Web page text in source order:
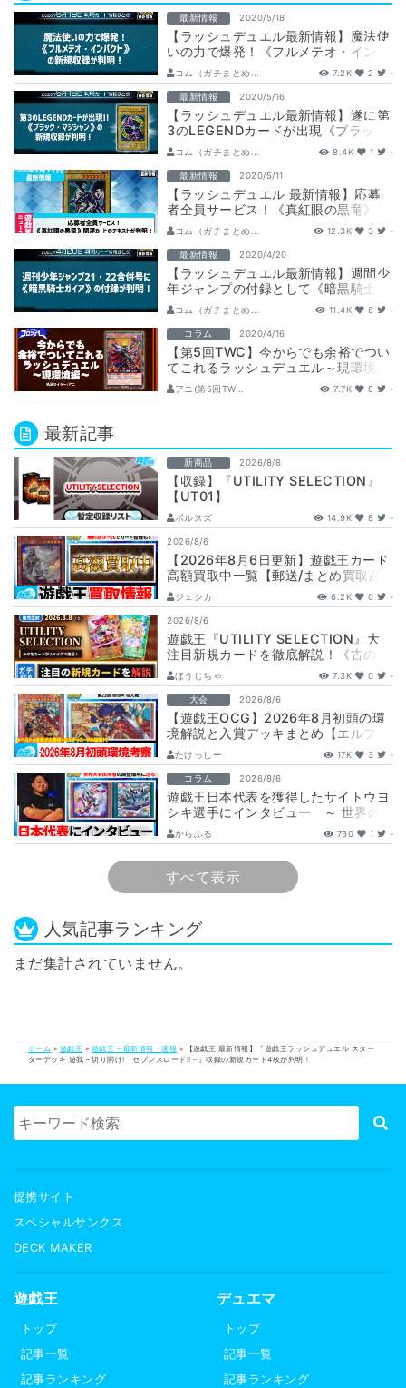
最新情報 2020/5/18
【ラッシュデュエル最新情報】魔法使
いの力で爆発！《フルメテオ・インパ
クト》の新規収録が判明！
コム（ガチまとめ... 7.2K 2 -
最新情報 2020/5/16
【ラッシュデュエル最新情報】遂に第
3のLEGENDカードが出現《ブラッ
ク・マジシャン》の新規収録が判明！
コム（ガチまとめ... 8.4K 1 -
最新情報 2020/5/11
【ラッシュデュエル 最新情報】応募
者全員サービス！《真紅眼の黒竜》関
連カードのテキストが判明！
コム（ガチまとめ... 12.3K 3 -
最新情報 2020/4/20
【ラッシュデュエル最新情報】週間少
年ジャンプの付録として《暗黒騎士ガ
イア》の新規収録が判明！
コム（ガチまとめ... 11.4K 6 -
コラム 2020/4/16
【第5回TWC】今からでも余裕でつい
てこれるラッシュデュエル～現環境編
～アニ(第5回TW... 7.7K 8 -
最新記事
新商品 2026/8/8
【収録】『UTILITY SELECTION』
【UT01】
ボルスズ 14.9K 8 -
2026/8/6
【2026年8月6日更新】遊戯王カード
高額買取中一覧【郵送/まとめ買取/買
取表/相場/レリーフ】
ジェシカ 6.2K 0 -
2026/8/6
遊戯王『UTILITY SELECTION』大
注目新規カードを徹底解説！《古の秘
儀/聖なる心のバリア －マイン…
ほうじちゃ 7.3K 0 -
大会 2026/8/6
【遊戯王OCG】2026年8月初頭の環
境解説と入賞デッキまとめ【エルフェ
ンノーツ/トゥーン/キラーチューン/
ウ…
たけっしー 17K 3 -
コラム 2026/8/6
遊戯王日本代表を獲得したサイトウヨ
シキ選手にインタビュー ～ 世界の
舞台へ挑む、サイトウ選手の軌跡と決
意 ～
からふる 730 1 -
すべて表示
人気記事ランキング
まだ集計されていません。
ホーム » 遊戯王 » 遊戯王 – 最新情報・速報 »
【遊戯王 最新情報】『遊戯王ラッシュデュエル スター
ターデッキ 遊我－切り開け! セブンスロード!!－』収録の新規カード4枚が判明！
提携サイト
スペシャルサンクス
DECK MAKER
遊戯王
トップ
記事一覧
記事ランキング
デュエマ
トップ
記事一覧
記事ランキング